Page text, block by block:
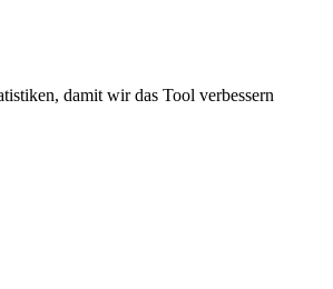
damit wir das Tool verbessern